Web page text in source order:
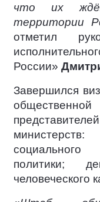
что их
территории
отметил
России»
Завершился
политики;
человеческого